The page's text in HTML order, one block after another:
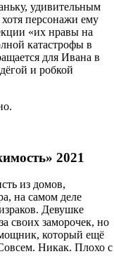
удивительным
персонажи ему
«их нравы на
катастрофы в
для Ивана в
и робкой
2021
из домов,
на самом деле
Девушке
своих заморочек, но
который ещё
Никак. Плохо с